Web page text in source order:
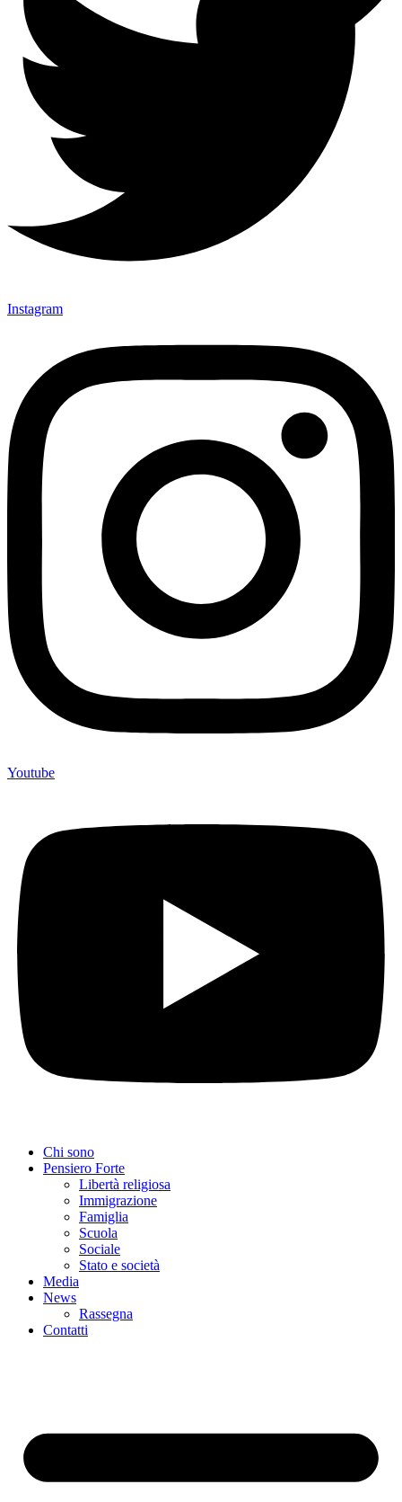
Instagram
Youtube
Chi sono
Pensiero Forte
Libertà religiosa
Immigrazione
Famiglia
Scuola
Sociale
Stato e società
Media
News
Rassegna
Contatti